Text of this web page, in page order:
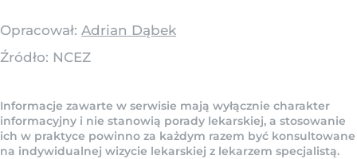
Opracował: Adrian Dąbek
Źródło: NCEZ
Informacje zawarte w serwisie mają wyłącznie charakter
informacyjny i nie stanowią porady lekarskiej, a stosowanie
ich w praktyce powinno za każdym razem być konsultowane
na indywidualnej wizycie lekarskiej z lekarzem specjalistą.